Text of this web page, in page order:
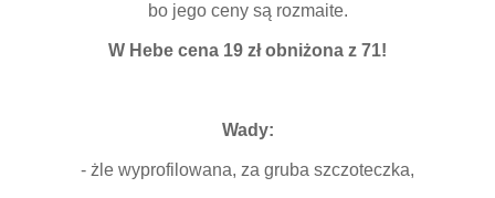
bo jego ceny są rozmaite.
W Hebe cena 19 zł obniżona z 71!
Wady:
- żle wyprofilowana, za gruba szczoteczka,